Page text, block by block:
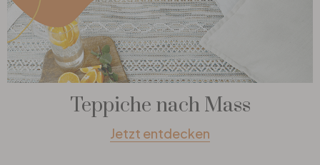
Teppiche nach Mass
Jetzt entdecken